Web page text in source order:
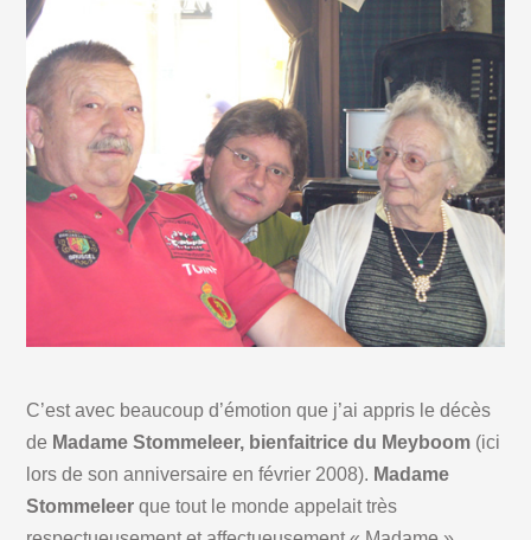
C’est avec beaucoup d’émotion que j’ai appris le décès
de Madame Stommeleer, bienfaitrice du Meyboom (ici
lors de son anniversaire en février 2008). Madame
Stommeleer que tout le monde appelait très